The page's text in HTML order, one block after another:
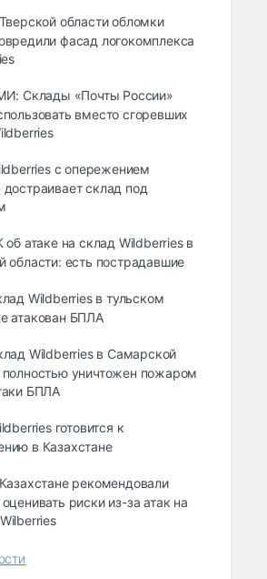
области обломки
фасад логокомплекса
Склады «Почты России»
вместо сгоревших
с опережением
достраивает склад под
об атаке на склад Wildberries в
области: есть пострадавшие
Wildberries в тульском
атакован БПЛА
Wildberries в Самарской
полностью уничтожен пожаром
БПЛА
готовится к
в Казахстане
рекомендовали
риски из-за атак на